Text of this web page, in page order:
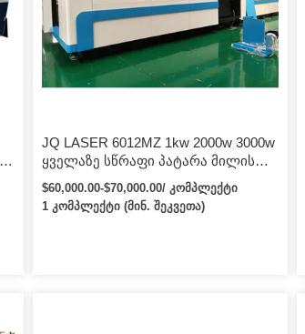
JQ LASER 6012MZ 1kw 2000w 3000w
ყველაზე სწრაფი პატარა მილის
ბოჭკოვანი ლაზერული საჭრელი
CNC ლაზერული საჭრელი მანქანა
ავეჯის ინდუსტრიისთვის
$60,000.00-$70,000.00/ კომპლექტი
1 კომპლექტი (მინ. შეკვეთა)